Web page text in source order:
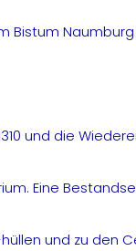
Bistum
und die
Eine
und zu den